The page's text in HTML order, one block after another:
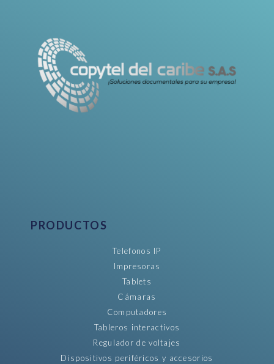
PRODUCTOS
Telefonos IP
Impresoras
Tablets
Cámaras
Computadores
Tableros interactivos
Regulador de voltajes
Dispositivos periféricos y accesorios